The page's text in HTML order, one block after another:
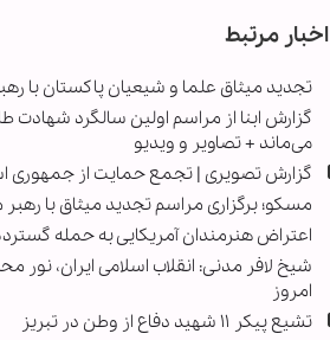
اخبار مرتبط
تجدید میثاق علما و شیعیان پاکستان با
گزارش ابنا از مراسم اولین سالگرد
‌می‌ماند + تصاویر و ویدیو
گزارش تصویری | تجمع حمایت از جمهوری
مسکو؛ برگزاری مراسم تجدید میثاق با
اعتراض هنرمندان آمریکایی به حمله
شیخ لافر مدنی: انقلاب اسلامی ایران، نور
امروز
تشیع پیکر ۱۱ شهید دفاع از وطن در تبریز